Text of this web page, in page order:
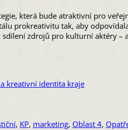
která bude atraktivní pro
prokreativitu tak, aby
zdrojů pro kulturní aktéry –
kreativní identita kraje
, KP, marketing, Oblast 4,